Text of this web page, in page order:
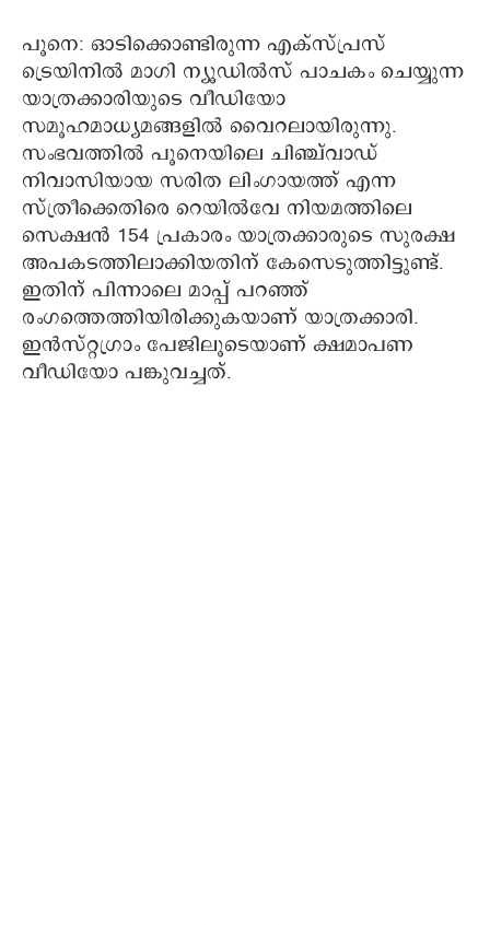
പൂനെ: ഓടിക്കൊണ്ടിരുന്ന എക്സ്പ്രസ്
ട്രെയിനിൽ മാഗി ന്യൂഡിൽസ് പാചകം ചെയ്യുന്ന
യാത്രക്കാരിയുടെ വീഡിയോ
സമൂഹമാധ്യമങ്ങളിൽ വൈറലായിരുന്നു.
സംഭവത്തിൽ പൂനെയിലെ ചിഞ്ച്‌വാഡ്
നിവാസിയായ സരിത ലിംഗായത്ത് എന്ന
സ്ത്രീക്കെതിരെ റെയിൽവേ നിയമത്തിലെ
സെക്ഷൻ 154 പ്രകാരം യാത്രക്കാരുടെ സുരക്ഷ
അപകടത്തിലാക്കിയതിന് കേസെടുത്തിട്ടുണ്ട്.
ഇതിന് പിന്നാലെ മാപ്പ് പറഞ്ഞ്
രംഗത്തെത്തിയിരിക്കുകയാണ് യാത്രക്കാരി.
ഇന്‍സ്റ്റഗ്രാം പേജിലൂടെയാണ് ക്ഷമാപണ
വീഡിയോ പങ്കുവച്ചത്.